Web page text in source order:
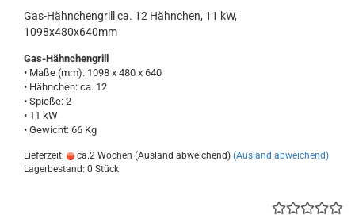
Gas-Hähnchengrill ca. 12 Hähnchen, 11 kW,
1098x480x640mm
Gas-Hähnchengrill
• Maße (mm): 1098 x 480 x 640
• Hähnchen: ca. 12
• Spieße: 2
• 11 kW
• Gewicht: 66 Kg
Lieferzeit: ca.2 Wochen (Ausland abweichend) (Ausland abweichend)
Lagerbestand: 0 Stück